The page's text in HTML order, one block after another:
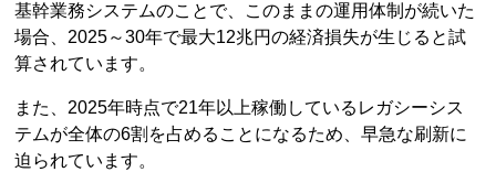
基幹業務システムのことで、このままの運用体制が続いた
場合、2025～30年で最大12兆円の経済損失が生じると試
算されています。
また、2025年時点で21年以上稼働しているレガシーシス
テムが全体の6割を占めることになるため、早急な刷新に
迫られています。